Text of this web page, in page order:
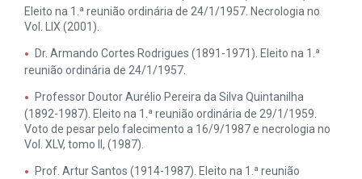
Eleito na 1.ª reunião ordinária de 24/1/1957. Necrologia no
Vol. LIX (2001).
Dr. Armando Cortes Rodrigues (1891-1971). Eleito na 1.ª
reunião ordinária de 24/1/1957.
Professor Doutor Aurélio Pereira da Silva Quintanilha
(1892-1987). Eleito na 1.ª reunião ordinária de 29/1/1959.
Voto de pesar pelo falecimento a 16/9/1987 e necrologia no
Vol. XLV, tomo II, (1987).
Prof. Artur Santos (1914-1987). Eleito na 1.ª reunião